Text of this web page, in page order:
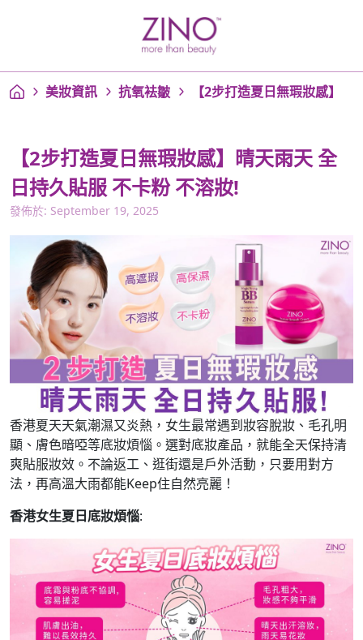
美妝資訊 抗氧袪皺 【2步打造夏日無瑕妝感】
【2步打造夏日無瑕妝感】晴天雨天 全
日持久貼服 不卡粉 不溶妝!
發佈於: September 19, 2025
香港夏天天氣潮濕又炎熱，女生最常遇到妝容脫妝、毛孔明
顯、膚色暗啞等底妝煩惱。選對底妝產品，就能全天保持清
爽貼服妝效。不論返工、逛街還是戶外活動，只要用對方
法，再高溫大雨都能Keep住自然亮麗！
香港女生夏日底妝煩惱: